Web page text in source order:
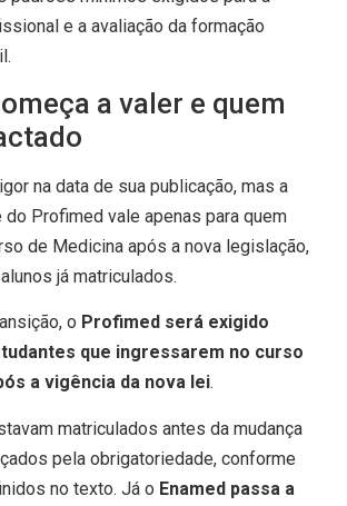
e a avaliação da formação
a valer e quem
na data de sua publicação, mas a
Profimed vale apenas para quem
de Medicina após a nova legislação,
já matriculados.
o Profimed será exigido
que ingressarem no curso
a vigência da nova lei.
matriculados antes da mudança
pela obrigatoriedade, conforme
no texto. Já o Enamed passa a